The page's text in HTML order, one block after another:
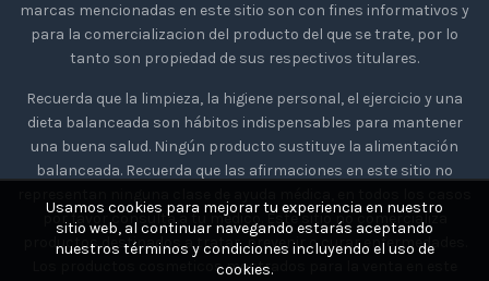
marcas mencionadas en este sitio son con fines informativos y
para la comercializacion del producto del que se trate, por lo
tanto son propiedad de sus respectivos titulares.
Recuerda que la limpieza, la higiene personal, el ejercicio y una
dieta balanceada son hábitos indispensables para mantener
una buena salud. Ningún producto sustituye la alimentación
balanceada. Recuerda que las afirmaciones en este sitio no
por favor consulta a tu medico. Este sitio no comercializa
productos destinados a tratar, prevenir o curar enfermedades.
Los productos cosmeticos mostrados para la venta en este
Usamos cookies para mejorar tu experiencia en nuestro
sitio web, al continuar navegando estarás aceptando
nuestros términos y condiciones incluyendo el uso de
cookies.